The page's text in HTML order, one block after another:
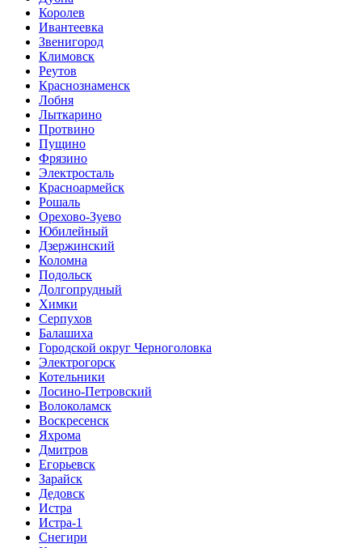
Королев
Ивантеевка
Звенигород
Климовск
Реутов
Краснознаменск
Лобня
Лыткарино
Протвино
Пущино
Фрязино
Электросталь
Красноармейск
Рошаль
Орехово-Зуево
Юбилейный
Дзержинский
Коломна
Подольск
Долгопрудный
Химки
Серпухов
Балашиха
Городской округ Черноголовка
Электрогорск
Котельники
Лосино-Петровский
Волоколамск
Воскресенск
Яхрома
Дмитров
Егорьевск
Зарайск
Дедовск
Истра
Истра-1
Снегири